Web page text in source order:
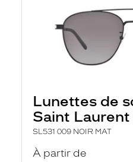
Lunettes de
Saint Laurent
SL531 009 NOIR MAT
À partir de